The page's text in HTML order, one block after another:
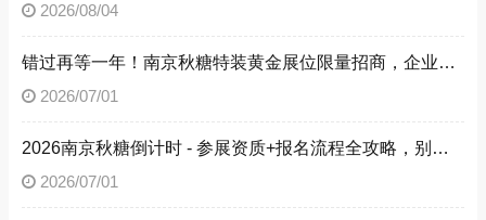
2026/08/04
错过再等一年！南京秋糖特装黄金展位限量招商，企业抓紧提交预定申请
2026/07/01
2026南京秋糖倒计时 - 参展资质+报名流程全攻略，别让材料缺失毁了秋糖之旅
2026/07/01